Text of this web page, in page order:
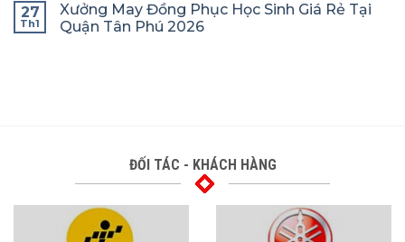
27
Th1
Xưởng May Đồng Phục Học Sinh Giá Rẻ Tại
Quận Tân Phú 2026
ĐỐI TÁC - KHÁCH HÀNG